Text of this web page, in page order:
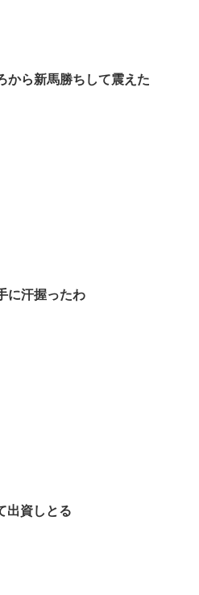
から新馬勝ちして震えた
に汗握ったわ
出資しとる